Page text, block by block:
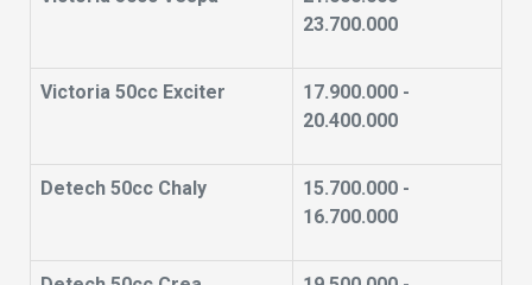
23.700.000
Victoria 50cc Exciter
17.900.000 -
20.400.000
Detech 50cc Chaly
15.700.000 -
16.700.000